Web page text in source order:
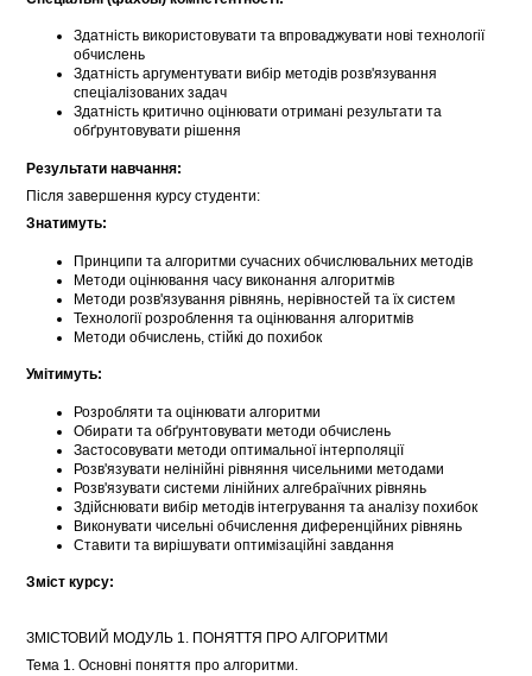
Здатність використовувати та впроваджувати нові технології
обчислень
Здатність аргументувати вибір методів розв'язування
спеціалізованих задач
Здатність критично оцінювати отримані результати та
обґрунтовувати рішення
Результати навчання:
Після завершення курсу студенти:
Знатимуть:
Принципи та алгоритми сучасних обчислювальних методів
Методи оцінювання часу виконання алгоритмів
Методи розв'язування рівнянь, нерівностей та їх систем
Технології розроблення та оцінювання алгоритмів
Методи обчислень, стійкі до похибок
Умітимуть:
Розробляти та оцінювати алгоритми
Обирати та обґрунтовувати методи обчислень
Застосовувати методи оптимальної інтерполяції
Розв'язувати нелінійні рівняння чисельними методами
Розв'язувати системи лінійних алгебраїчних рівнянь
Здійснювати вибір методів інтегрування та аналізу похибок
Виконувати чисельні обчислення диференційних рівнянь
Ставити та вирішувати оптимізаційні завдання
Зміст курсу:
ЗМІСТОВИЙ МОДУЛЬ 1. ПОНЯТТЯ ПРО АЛГОРИТМИ
Тема 1. Основні поняття про алгоритми.